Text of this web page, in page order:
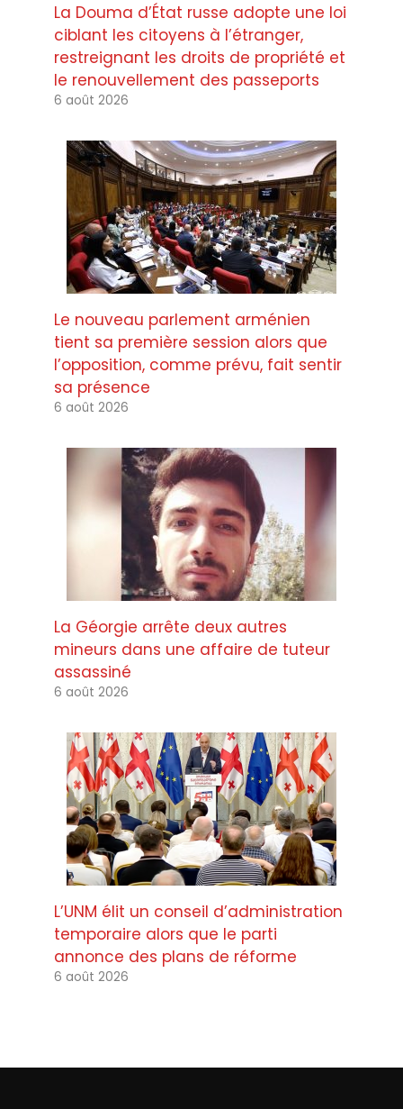
La Douma d’État russe adopte une loi
ciblant les citoyens à l’étranger,
restreignant les droits de propriété et
le renouvellement des passeports
6 août 2026
Le nouveau parlement arménien
tient sa première session alors que
l’opposition, comme prévu, fait sentir
sa présence
6 août 2026
La Géorgie arrête deux autres
mineurs dans une affaire de tuteur
assassiné
6 août 2026
L’UNM élit un conseil d’administration
temporaire alors que le parti
annonce des plans de réforme
6 août 2026